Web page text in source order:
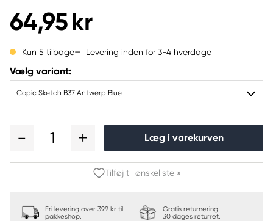
64,95 kr
Kun 5 tilbage Levering inden for 3-4 hverdage
Vælg variant:
Copic Sketch B37 Antwerp Blue
1 Læg i varekurven
Tilføj til ønskeliste »
Fri levering over 399 kr til
pakkeshop.
Gratis returnering
30 dages returret.